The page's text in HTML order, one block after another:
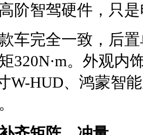
阶智驾硬件，只
车完全一致，后
320N·m。外观内
W-HUD、鸿蒙智